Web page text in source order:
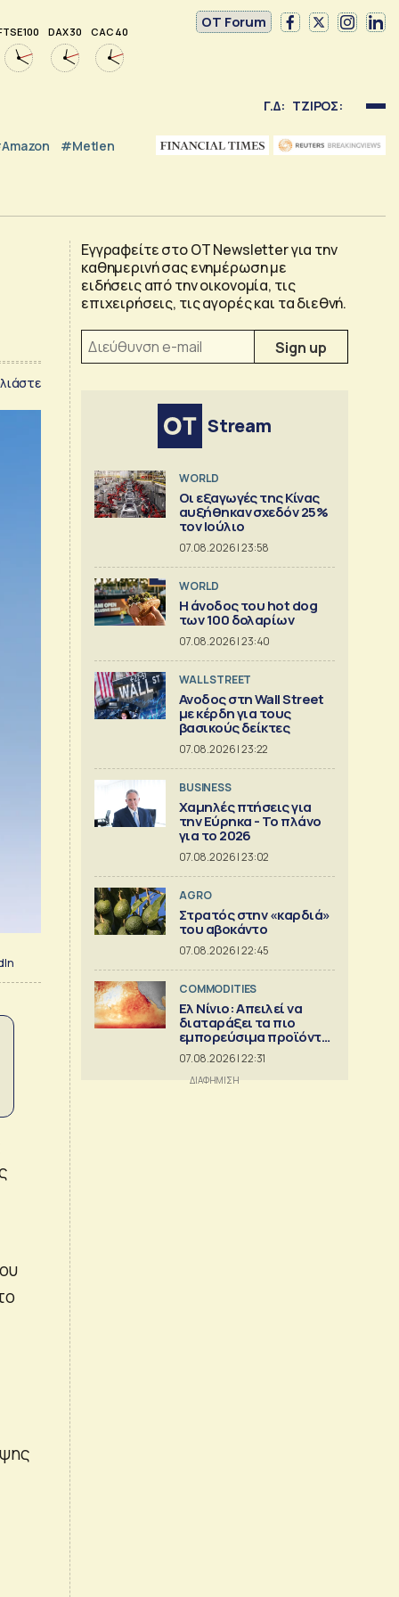
100 DAX 30 CAC 40
OT Forum
Γ.Δ: ΤΖΙΡΟΣ:
#Metlen
Εγγραφείτε στο OT Newsletter για την
καθημερινή σας ενημέρωση με
ειδήσεις από την οικονομία, τις
επιχειρήσεις, τις αγορές και τα διεθνή.
Stream
WORLD
Οι εξαγωγές της Κίνας
αυξήθηκαν σχεδόν 25%
τον Ιούλιο
07.08.2026 | 23:58
WORLD
Η άνοδος του hot dog
των 100 δολαρίων
07.08.2026 | 23:40
WALL STREET
Ανοδος στη Wall Street
με κέρδη για τους
βασικούς δείκτες
07.08.2026 | 23:22
BUSINESS
Χαμηλές πτήσεις για
την Εύρηκα - Το πλάνο
για το 2026
07.08.2026 | 23:02
AGRO
Στρατός στην «καρδιά»
του αβοκάντο
07.08.2026 | 22:45
COMMODITIES
Ελ Νίνιο: Απειλεί να
διαταράξει τα πιο
εμπορεύσιμα προϊόντα
στον κόσμο
07.08.2026 | 22:31